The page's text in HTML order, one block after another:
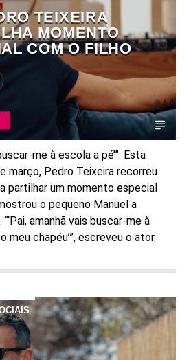
TEIXEIRA
MOMENTO
COM O FILHO
me à escola a pé’”. Esta
março, Pedro Teixeira recorreu
partilhar um momento especial
o pequeno Manuel a
amanhã vais buscar-me à
meu chapéu’”, escreveu o ator.